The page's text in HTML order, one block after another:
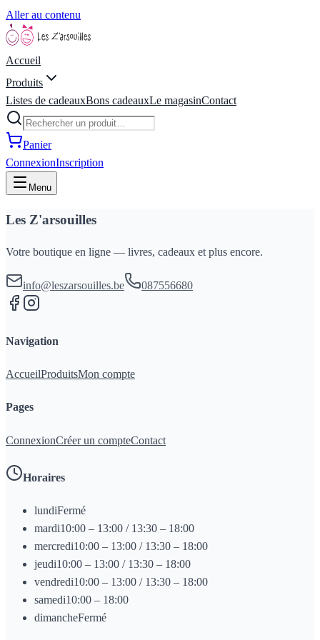
Aller au contenu
Accueil
Produits
Listes de cadeauxBons cadeauxLe magasinContact
Panier
ConnexionInscription
Menu
Les Z'arsouilles
Votre boutique en ligne — livres, cadeaux et plus encore.
info@leszarsouilles.be 087556680
Navigation
AccueilProduitsMon compte
Pages
ConnexionCréer un compteContact
Horaires
lundiFermé
mardi10:00 – 13:00 / 13:30 – 18:00
mercredi10:00 – 13:00 / 13:30 – 18:00
jeudi10:00 – 13:00 / 13:30 – 18:00
vendredi10:00 – 13:00 / 13:30 – 18:00
samedi10:00 – 18:00
dimancheFermé